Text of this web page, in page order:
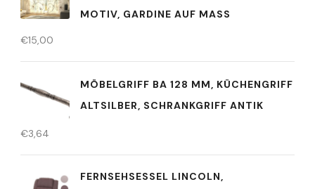
MOTIV, GARDINE AUF MASS
€15,00
MÖBELGRIFF BA 128 MM, KÜCHENGRIFF
ALTSILBER, SCHRANKGRIFF ANTIK
€3,64
FERNSEHSESSEL LINCOLN,